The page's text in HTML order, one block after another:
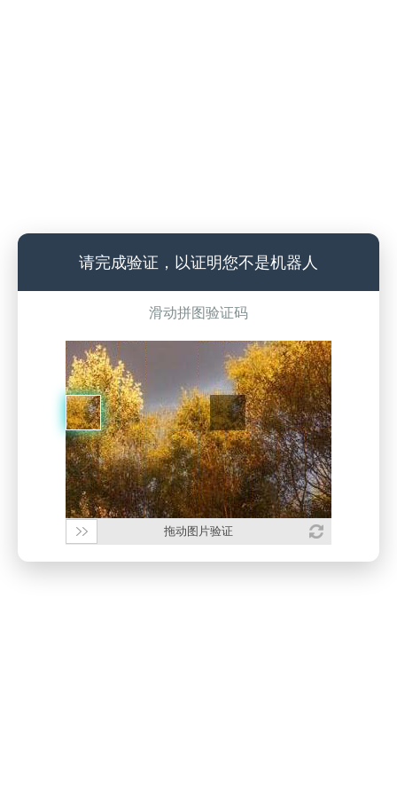
请完成验证，以证明您不是机器人
滑动拼图验证码
拖动图片验证